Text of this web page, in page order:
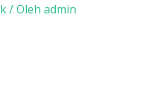
/ Oleh admin